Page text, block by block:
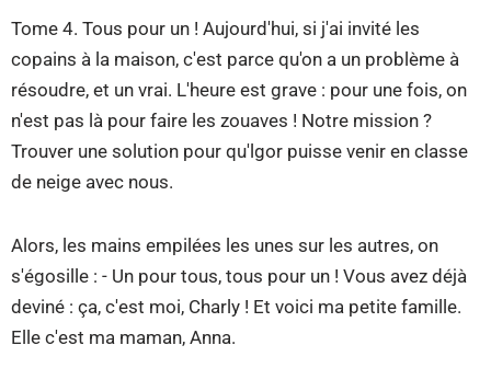
Tome 4. Tous pour un ! Aujourd'hui, si j'ai invité les
copains à la maison, c'est parce qu'on a un problème à
résoudre, et un vrai. L'heure est grave : pour une fois, on
n'est pas là pour faire les zouaves ! Notre mission ?
Trouver une solution pour qu'lgor puisse venir en classe
de neige avec nous.
Alors, les mains empilées les unes sur les autres, on
s'égosille : - Un pour tous, tous pour un ! Vous avez déjà
deviné : ça, c'est moi, Charly ! Et voici ma petite famille.
Elle c'est ma maman, Anna.